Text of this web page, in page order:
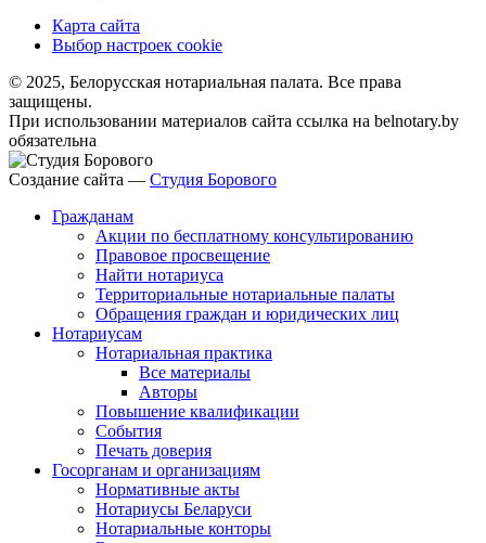
Карта сайта
Выбор настроек cookie
© 2025, Белорусская нотариальная палата. Все права
защищены.
При использовании материалов сайта ссылка на belnotary.by
обязательна
Создание сайта — Студия Борового
Гражданам
Акции по бесплатному консультированию
Правовое просвещение
Найти нотариуса
Территориальные нотариальные палаты
Обращения граждан и юридических лиц
Нотариусам
Нотариальная практика
Все материалы
Авторы
Повышение квалификации
События
Печать доверия
Госорганам и организациям
Нормативные акты
Нотариусы Беларуси
Нотариальные конторы